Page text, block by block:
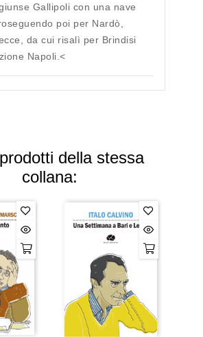
Gallipoli con una nave
poi per Nardò,
da cui risalì per Brindisi
Napoli.<
della stessa
collana: